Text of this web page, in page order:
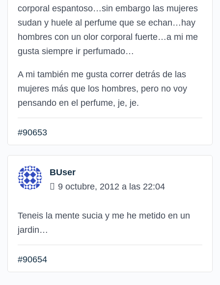
corporal espantoso…sin embargo las mujeres
sudan y huele al perfume que se echan…hay
hombres con un olor corporal fuerte…a mi me
gusta siempre ir perfumado…
A mi también me gusta correr detrás de las
mujeres más que los hombres, pero no voy
pensando en el perfume, je, je.
#90653
BUser
9 octubre, 2012 a las 22:04
Teneis la mente sucia y me he metido en un
jardin…
#90654